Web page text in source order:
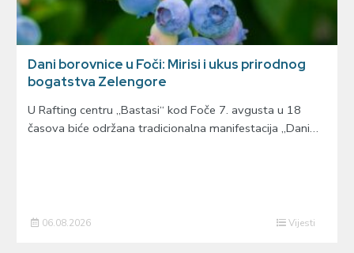
Dani borovnice u Foči: Mirisi i ukus prirodnog
bogatstva Zelengore
U Rafting centru „Bastasi“ kod Foče 7. avgusta u 18
časova biće održana tradicionalna manifestacija „Dani…
06.08.2026 Vijesti